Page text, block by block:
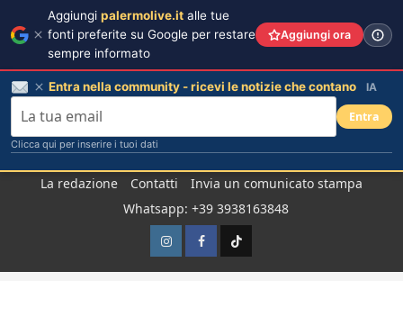
La redazione Contatti
Invia un comunicato stampa
Whatsapp: +39 3938163848
InstagramFacebook
TikTok
Aggiungi palermolive.it alle tue
fonti preferite su Google per restare
sempre informato
Aggiungi ora
Entra nella community - ricevi le notizie che contano IA
Entra
Clicca qui per inserire i tuoi dati